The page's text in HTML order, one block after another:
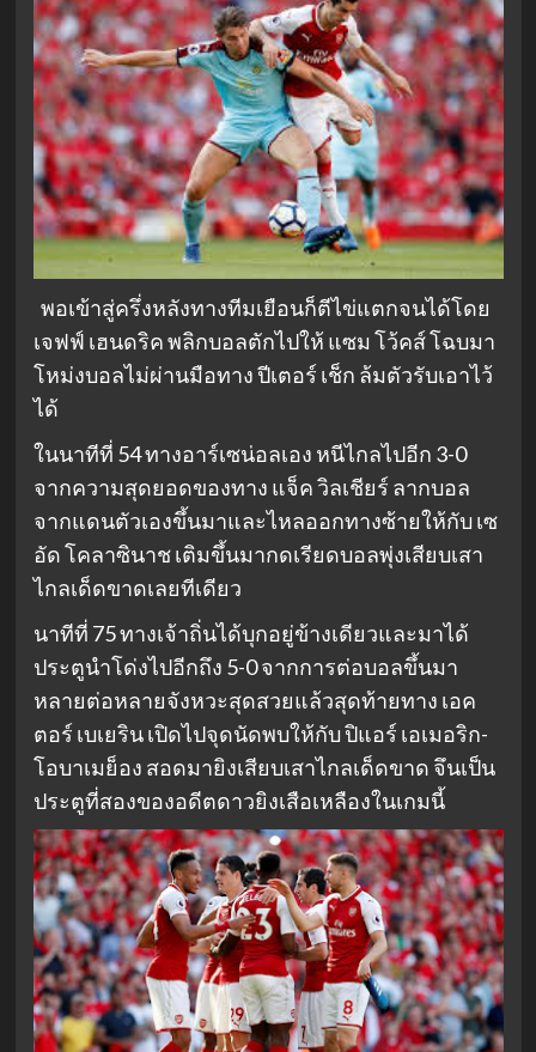
พอเข้าสู่ครึ่งหลังทางทีมเยือนก็ตีไข่แตกจนได้โดย
เจฟฟ์ เฮนดริค พลิกบอลตักไปให้ แซม โว้คส์ โฉบมา
โหม่งบอลไม่ผ่านมือทาง ปีเตอร์ เช็ก ล้มตัวรับเอาไว้
ได้
ในนาทีที่ 54 ทางอาร์เซน่อลเอง หนีไกลไปอีก 3-0
จากความสุดยอดของทาง แจ็ค วิลเชียร์ ลากบอล
จากแดนตัวเองขึ้นมาและไหลออกทางซ้ายให้กับ เซ
อัด โคลาซินาช เติมขึ้นมากดเรียดบอลพุ่งเสียบเสา
ไกลเด็ดขาดเลยทีเดียว
นาทีที่ 75 ทางเจ้าถิ่นได้บุกอยู่ข้างเดียวและมาได้
ประตูนำโด่งไปอีกถึง 5-0 จากการต่อบอลขึ้นมา
หลายต่อหลายจังหวะสุดสวยแล้วสุดท้ายทาง เอค
ตอร์ เบเยริน เปิดไปจุดนัดพบให้กับ ปิแอร์ เอเมอริก-
โอบาเมย็อง สอดมายิงเสียบเสาไกลเด็ดขาด จึนเป็น
ประตูที่สองของอดีตดาวยิงเสือเหลืองในเกมนี้